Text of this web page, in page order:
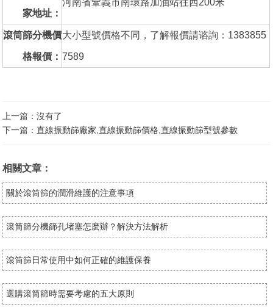
家地址：
河南省鞏義市南環路加油站往西200米
滾筒篩分機價
格報價：
大小型號價格不同，了解報價請谘詢：1383855
7589
上一篇：沒有了
下一篇：直線振動篩廠家,直線振動篩價格,直線振動篩型號參數
相關文章：
關於滾筒篩的潤滑維護的注意事項
滾筒篩分機篩孔堵塞怎麽辦？解決方法解析
滾筒篩日常使用中如何正確的維護保養
選購滾筒篩時需要考慮的五大原則